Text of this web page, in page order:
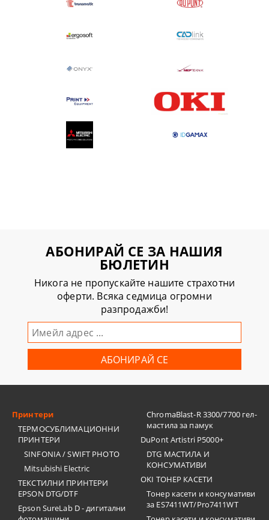
АБОНИРАЙ СЕ ЗА НАШИЯ
БЮЛЕТИН
Никога не пропускайте нашите страхотни
оферти. Всяка седмица огромни
разпродажби!
Принтери
ТЕРМОСУБЛИМАЦИОННИ
ПРИНТЕРИ
SINFONIA / SWIFT PHOTO
Mitsubishi Electric
ТЕКСТИЛНИ ПРИНТЕРИ
EPSON DTG/DTF
Epson SureLab D - дигитални
ChromaBlast-R 3300/7700 гел-
мастила за памук
DuPont Artistri P5000+
DTG МАСТИЛА И
КОНСУМАТИВИ
OKI ТОНЕР КАСЕТИ
Тонер касети и консумативи
за ES7411WT/Pro7411WT